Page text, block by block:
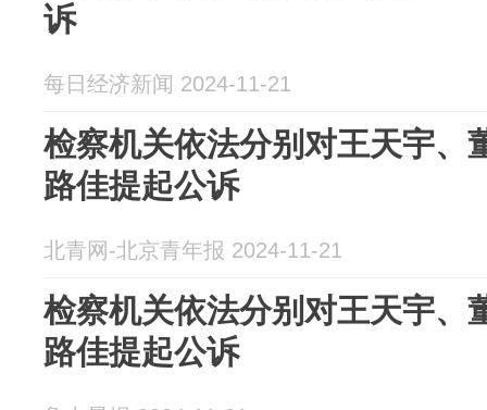
诉
每日经济新闻 2024-11-21
检察机关依法分别对王天宇、
路佳提起公诉
北青网-北京青年报 2024-11-21
检察机关依法分别对王天宇、
路佳提起公诉